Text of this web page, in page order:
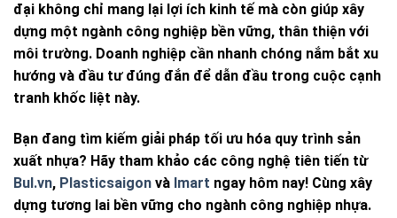
đại không chỉ mang lại lợi ích kinh tế mà còn giúp xây
dựng một ngành công nghiệp bền vững, thân thiện với
môi trường. Doanh nghiệp cần nhanh chóng nắm bắt xu
hướng và đầu tư đúng đắn để dẫn đầu trong cuộc cạnh
tranh khốc liệt này.
Bạn đang tìm kiếm giải pháp tối ưu hóa quy trình sản
xuất nhựa? Hãy tham khảo các công nghệ tiên tiến từ
Bul.vn, Plasticsaigon và Imart ngay hôm nay! Cùng xây
dựng tương lai bền vững cho ngành công nghiệp nhựa.